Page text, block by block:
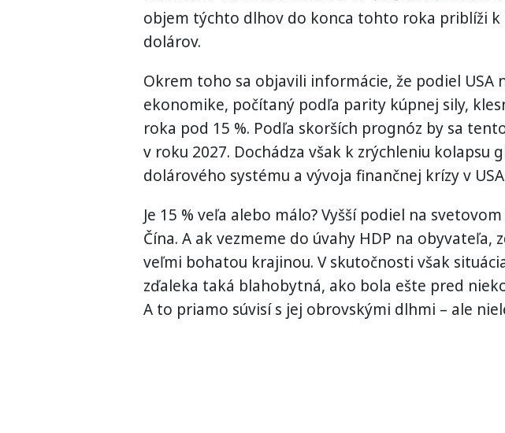
objem týchto dlhov do konca tohto roka priblíži k
dolárov.
Okrem toho sa objavili informácie, že podiel USA
ekonomike, počítaný podľa parity kúpnej sily,
roka pod 15 %. Podľa skorších prognóz by sa
v roku 2027. Dochádza však k zrýchleniu kolapsu
dolárového systému a vývoja finančnej krízy v
Je 15 % veľa alebo málo? Vyšší podiel na
Čína. A ak vezmeme do úvahy HDP na obyvateľa,
veľmi bohatou krajinou. V skutočnosti však
zďaleka taká blahobytná, ako bola ešte pred
A to priamo súvisí s jej obrovskými dlhmi – ale